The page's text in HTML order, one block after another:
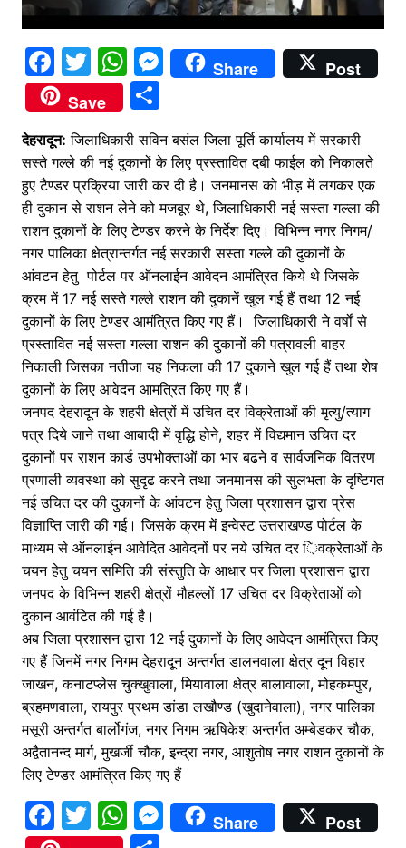
F
a
c
e
b
o
o
k
T
w
itt
er
W
h
at
s
A
p
p
M
e
s
e
n
g
er
Share
Post
Save
S
ar
e
देहरादून: जिलाधिकारी सविन बसंल जिला पूर्ति कार्यालय में सरकारी
सस्ते गल्ले की नई दुकानों के लिए प्रस्तावित दबी फाईल को निकालते
हुए टैण्डर प्रक्रिया जारी कर दी है। जनमानस को भीड़ में लगकर एक
ही दुकान से राशन लेने को मजबूर थे, जिलाधिकारी नई सस्ता गल्ला की
राशन दुकानों के लिए टेण्डर करने के निर्देश दिए। विभिन्न नगर निगम/
नगर पालिका क्षेत्रान्तर्गत नई सरकारी सस्ता गल्ले की दुकानों के
आंवटन हेतु पोर्टल पर ऑनलाईन आवेदन आमंत्रित किये थे जिसके
क्रम में 17 नई सस्ते गल्ले राशन की दुकानें खुल गई हैं तथा 12 नई
दुकानों के लिए टेण्डर आमंत्रित किए गए हैं। जिलाधिकारी ने वर्षों से
प्रस्तावित नई सस्ता गल्ला राशन की दुकानों की पत्रावली बाहर
निकाली जिसका नतीजा यह निकला की 17 दुकाने खुल गई हैं तथा शेष
दुकानों के लिए आवेदन आमत्रित किए गए हैं।
जनपद देहरादून के शहरी क्षेत्रों में उचित दर विक्रेताओं की मृत्यु/त्याग
पत्र दिये जाने तथा आबादी में वृद्धि होने, शहर में विद्यमान उचित दर
दुकानों पर राशन कार्ड उपभोक्ताओं का भार बढने व सार्वजनिक वितरण
प्रणाली व्यवस्था को सुदृढ करने तथा जनमानस की सुलभता के दृष्टिगत
नई उचित दर की दुकानों के आंवटन हेतु जिला प्रशासन द्वारा प्रेस
विज्ञाप्ति जारी की गई। जिसके क्रम में इन्वेस्ट उत्तराखण्ड पोर्टल के
माध्यम से ऑनलाईन आवेदित आवेदनों पर नये उचित दर ़िवक्रेताओं के
चयन हेतु चयन समिति की संस्तुति के आधार पर जिला प्रशासन द्वारा
जनपद के विभिन्न शहरी क्षेत्रों मौहल्लों 17 उचित दर विक्रेताओं को
दुकान आवंटित की गई है।
अब जिला प्रशासन द्वारा 12 नई दुकानों के लिए आवेदन आमंत्रित किए
गए हैं जिनमें नगर निगम देहरादून अन्तर्गत डालनवाला क्षेत्र दून विहार
जाखन, कनाटप्लेस चुक्खुवाला, मियावाला क्षेत्र बालावाला, मोहकमपुर,
ब्रहमणवाला, रायपुर प्रथम डांडा लखौण्ड (खुदानेवाला), नगर पालिका
मसूरी अन्तर्गत बार्लोगंज, नगर निगम ऋषिकेश अन्तर्गत अम्बेडकर चौक,
अद्वैतानन्द मार्ग, मुखर्जी चौक, इन्द्रा नगर, आशुतोष नगर राशन दुकानों के
लिए टेण्डर आमंत्रित किए गए हैं
F T W M
Share
Post